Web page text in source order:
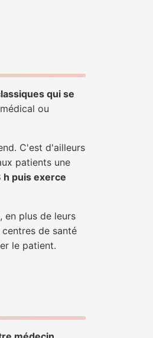
qui se
ou
C'est d'ailleurs
patients une
h puis exerce
en plus de leurs
de santé
le patient.